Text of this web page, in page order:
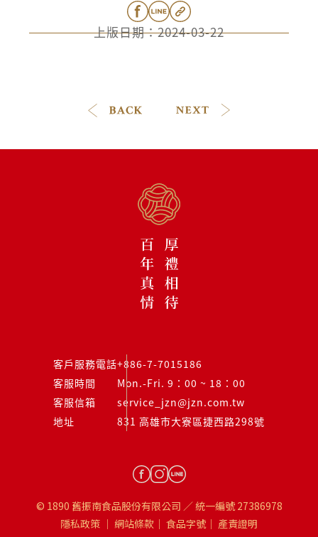
上版日期：2024-03-22
客戶服務電話+886-7-7015186
客服時間
Mon.-Fri. 9：00 ~ 18：00
客服信箱
service_jzn@jzn.com.tw
地址
831 高雄市大寮區捷西路298號
© 1890 舊振南食品股份有限公司 ／ 統一編號 27386978
隱私政策 ｜ 網站條款 ｜ 食品字號 ｜ 產責證明